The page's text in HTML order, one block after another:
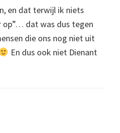
en dat terwijl ik niets
dat was dus tegen
die ons nog niet uit
En dus ook niet Dienant